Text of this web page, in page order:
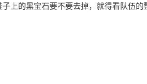
上的黑宝石要不要去掉，就得看队伍的